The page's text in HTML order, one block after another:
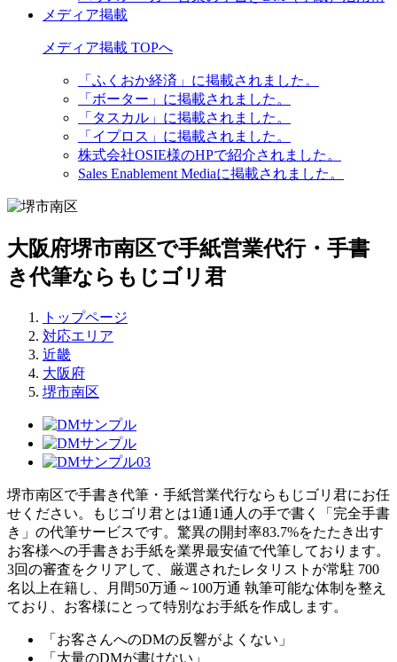
メディア掲載
メディア掲載 TOPへ
「ふくおか経済」に掲載されました。
「ボーター」に掲載されました。
「タスカル」に掲載されました。
「イプロス」に掲載されました。
株式会社OSIE様のHPで紹介されました。
Sales Enablement Mediaに掲載されました。
大阪府堺市南区で手紙営業代行・手書
き代筆ならもじゴリ君
トップページ
対応エリア
近畿
大阪府
堺市南区
堺市南区で手書き代筆・手紙営業代行ならもじゴリ君にお任
せください。もじゴリ君とは1通1通人の手で書く「完全手書
き」の代筆サービスです。驚異の開封率83.7%をたたき出す
お客様への手書きお手紙を業界最安値で代筆しております。
3回の審査をクリアして、厳選されたレタリストが常駐 700
名以上在籍し、月間50万通～100万通 執筆可能な体制を整え
ており、お客様にとって特別なお手紙を作成します。
「お客さんへのDMの反響がよくない」
「大量のDMが書けない」